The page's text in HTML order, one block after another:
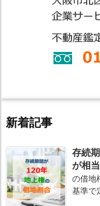
新着記事
存続
が相
の借地
基準で